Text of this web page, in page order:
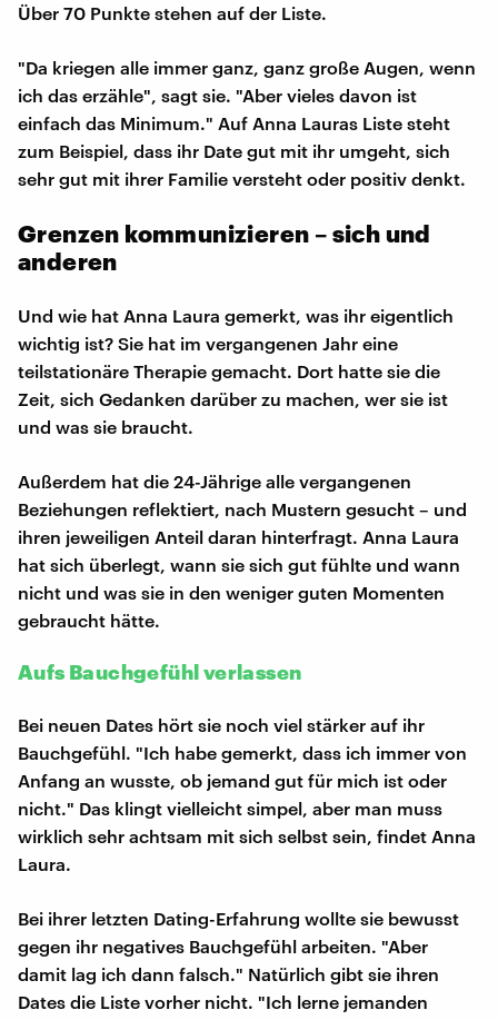
Über 70 Punkte stehen auf der Liste.
"Da kriegen alle immer ganz, ganz große Augen, wenn
ich das erzähle", sagt sie. "Aber vieles davon ist
einfach das Minimum." Auf Anna Lauras Liste steht
zum Beispiel, dass ihr Date gut mit ihr umgeht, sich
sehr gut mit ihrer Familie versteht oder positiv denkt.
Grenzen kommunizieren – sich und
anderen
Und wie hat Anna Laura gemerkt, was ihr eigentlich
wichtig ist? Sie hat im vergangenen Jahr eine
teilstationäre Therapie gemacht. Dort hatte sie die
Zeit, sich Gedanken darüber zu machen, wer sie ist
und was sie braucht.
Außerdem hat die 24-Jährige alle vergangenen
Beziehungen reflektiert, nach Mustern gesucht – und
ihren jeweiligen Anteil daran hinterfragt. Anna Laura
hat sich überlegt, wann sie sich gut fühlte und wann
nicht und was sie in den weniger guten Momenten
gebraucht hätte.
Aufs Bauchgefühl verlassen
Bei neuen Dates hört sie noch viel stärker auf ihr
Bauchgefühl. "Ich habe gemerkt, dass ich immer von
Anfang an wusste, ob jemand gut für mich ist oder
nicht." Das klingt vielleicht simpel, aber man muss
wirklich sehr achtsam mit sich selbst sein, findet Anna
Laura.
Bei ihrer letzten Dating-Erfahrung wollte sie bewusst
gegen ihr negatives Bauchgefühl arbeiten. "Aber
damit lag ich dann falsch." Natürlich gibt sie ihren
Dates die Liste vorher nicht. "Ich lerne jemanden